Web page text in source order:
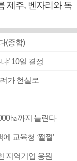
제주, 벤자리와 독
(종합)
’ 10일 결정
가 현실로
㏊까지 늘린다
교육청 ‘쩔쩔’
지역기업 응원